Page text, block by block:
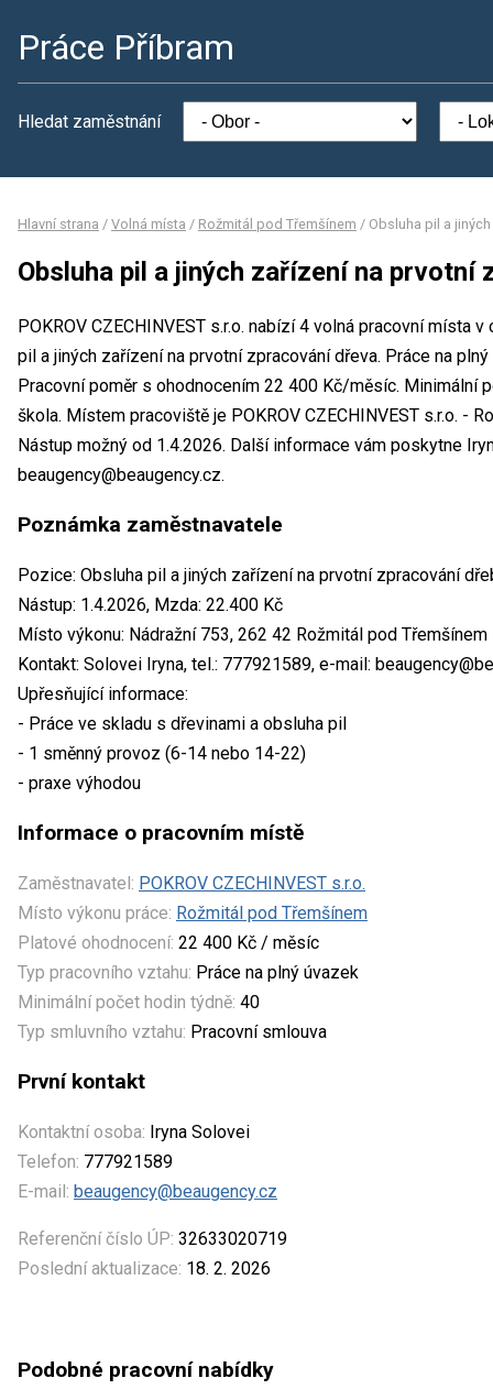
Práce Příbram
Hledat zaměstnání
Hlavní strana / Volná místa / Rožmitál pod Třemšínem / Obsluha pil a
Obsluha pil a jiných zařízení na prvotní
POKROV CZECHINVEST s.r.o. nabízí 4 volná pracovní místa
pil a jiných zařízení na prvotní zpracování dřeva. Práce na
Pracovní poměr s ohodnocením 22 400 Kč/měsíc. Minimální
škola. Místem pracoviště je POKROV CZECHINVEST s.r.o. -
Nástup možný od 1.4.2026. Další informace vám poskytne
beaugency@beaugency.cz.
Poznámka zaměstnavatele
Pozice: Obsluha pil a jiných zařízení na prvotní zpracování
Nástup: 1.4.2026, Mzda: 22.400 Kč
Místo výkonu: Nádražní 753, 262 42 Rožmitál pod Třemšínem
Kontakt: Solovei Iryna, tel.: 777921589, e-mail:
Upřesňující informace:
- Práce ve skladu s dřevinami a obsluha pil
- 1 směnný provoz (6-14 nebo 14-22)
- praxe výhodou
Informace o pracovním místě
Zaměstnavatel: POKROV CZECHINVEST s.r.o.
Místo výkonu práce: Rožmitál pod Třemšínem
Platové ohodnocení: 22 400 Kč / měsíc
Typ pracovního vztahu: Práce na plný úvazek
Minimální počet hodin týdně: 40
Typ smluvního vztahu: Pracovní smlouva
První kontakt
Kontaktní osoba: Iryna Solovei
Telefon: 777921589
E-mail: beaugency@beaugency.cz
Referenční číslo ÚP: 32633020719
Poslední aktualizace: 18. 2. 2026
Podobné pracovní nabídky